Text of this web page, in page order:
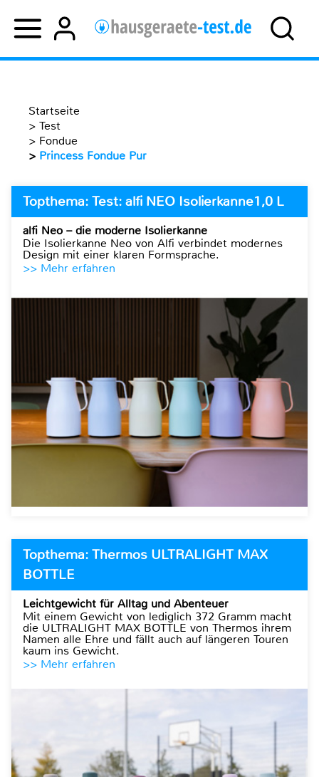
Startseite
> Test
> Fondue
> Princess Fondue Pur
Topthema: Test: alfi NEO Isolierkanne1,0 L
alfi Neo – die moderne Isolierkanne
Die Isolierkanne Neo von Alfi verbindet modernes
Design mit einer klaren Formsprache.
>> Mehr erfahren
Topthema: Thermos ULTRALIGHT MAX
BOTTLE
Leichtgewicht für Alltag und Abenteuer
Mit einem Gewicht von lediglich 372 Gramm macht
die ULTRALIGHT MAX BOTTLE von Thermos ihrem
Namen alle Ehre und fällt auch auf längeren Touren
kaum ins Gewicht.
>> Mehr erfahren